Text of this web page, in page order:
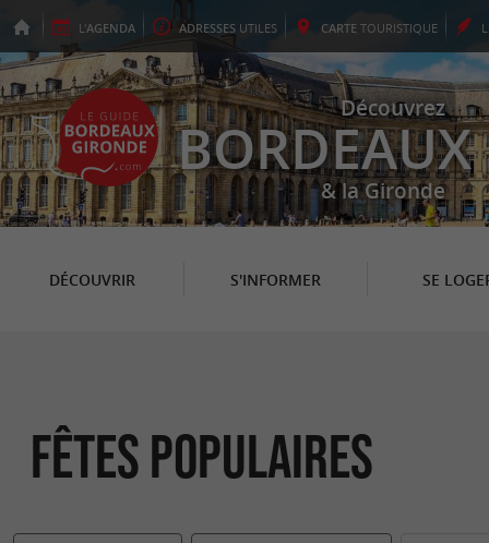
L'AGENDA ADRESSES UTILES CARTE TOURISTIQUE
Découvrez
BORDEAUX
& la Gironde
DÉCOUVRIR S'INFORMER SE
Fêtes populaires